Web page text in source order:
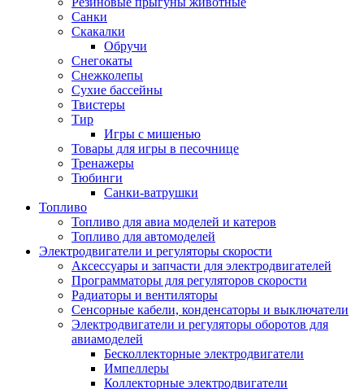
Санки
Скакалки
Обручи
Снегокаты
Снежколепы
Сухие бассейны
Твистеры
Тир
Игры с мишенью
Товары для игры в песочнице
Тренажеры
Тюбинги
Санки-ватрушки
Топливо
Топливо для авиа моделей и катеров
Топливо для автомоделей
Электродвигатели и регуляторы скорости
Аксессуары и запчасти для электродвигателей
Программаторы для регуляторов скорости
Радиаторы и вентиляторы
Сенсорные кабели, конденсаторы и выключатели
Электродвигатели и регуляторы оборотов для
авиамоделей
Бесколлекторные электродвигатели
Импеллеры
Коллекторные электродвигатели